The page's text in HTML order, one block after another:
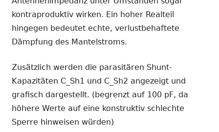
kontraproduktiv wirken. Ein hoher Realteil
hingegen bedeutet echte, verlustbehaftete
Dämpfung des Mantelstroms.
Zusätzlich werden die parasitären Shunt-
Kapazitäten C_Sh1 und C_Sh2 angezeigt und
grafisch dargestellt. (begrenzt auf 100 pF, da
höhere Werte auf eine konstruktiv schlechte
Sperre hinweisen würden)